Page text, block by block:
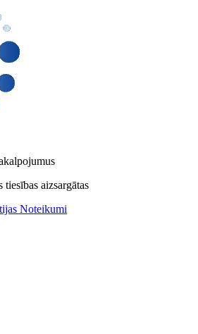
aizsargātas
Noteikumi